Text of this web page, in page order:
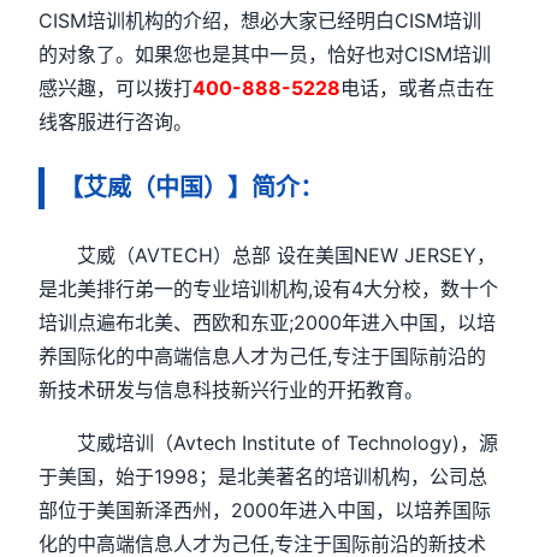
CISM培训机构的介绍，想必大家已经明白CISM培训
的对象了。如果您也是其中一员，恰好也对CISM培训
感兴趣，可以拨打400-888-5228电话，或者点击在
线客服进行咨询。
【艾威（中国）】简介：
艾威（AVTECH）总部 设在美国NEW JERSEY，
是北美排行弟一的专业培训机构,设有4大分校，数十个
培训点遍布北美、西欧和东亚;2000年进入中国，以培
养国际化的中高端信息人才为己任,专注于国际前沿的
新技术研发与信息科技新兴行业的开拓教育。
艾威培训（Avtech Institute of Technology)，源
于美国，始于1998；是北美著名的培训机构，公司总
部位于美国新泽西州，2000年进入中国，以培养国际
化的中高端信息人才为己任,专注于国际前沿的新技术